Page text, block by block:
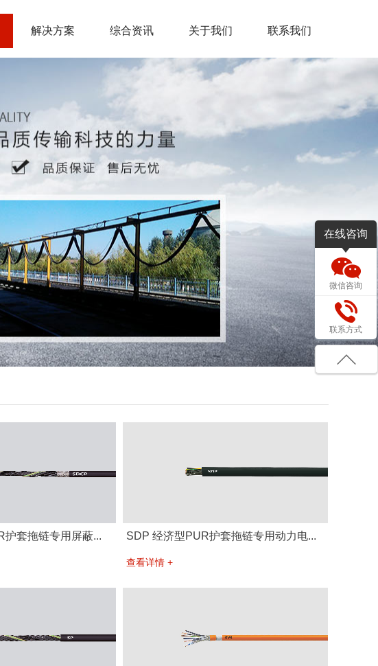
解决方案 综合资讯 关于我们 联系我们
护套拖链专用屏蔽... SDP 经济型PUR护套拖链专用动力电...
查看详情 +
在线咨询
微信咨询
联系方式